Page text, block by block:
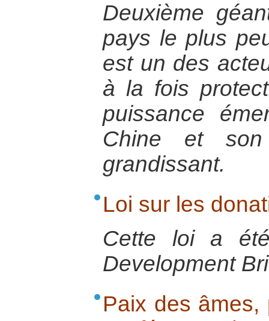
Deuxième
pays le plus
est un des
à la fois
puissance
Chine et son
grandissant.
Loi sur les
Cette loi a
Development
Paix des